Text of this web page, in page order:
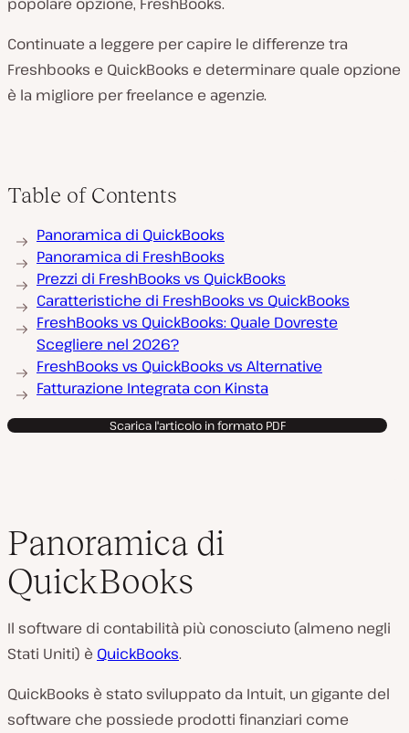
Continuate a leggere per capire le differenze tra
Freshbooks e QuickBooks e determinare quale opzione
è la migliore per freelance e agenzie.
Table of Contents
Panoramica di QuickBooks
Panoramica di FreshBooks
Prezzi di FreshBooks vs QuickBooks
Caratteristiche di FreshBooks vs QuickBooks
FreshBooks vs QuickBooks: Quale Dovreste
Scegliere nel 2026?
FreshBooks vs QuickBooks vs Alternative
Fatturazione Integrata con Kinsta
Scarica l'articolo in formato PDF
Panoramica di
QuickBooks
Il software di contabilità più conosciuto (almeno negli
Stati Uniti) è QuickBooks.
QuickBooks è stato sviluppato da Intuit, un gigante del
software che possiede prodotti finanziari come